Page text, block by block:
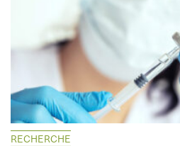
RECHERCHE